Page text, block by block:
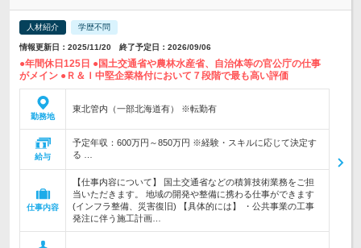
人材紹介 学歴不問
情報更新日：2025/11/20 終了予定日：2026/09/06
●年間休日125日 ●国土交通省や農林水産省、自治体等の官公庁の仕事
がメイン ●Ｒ＆Ｉ中堅企業格付において７段階で最も高い評価
勤務地
東北管内（一部北海道有） ※転勤有
給与
予定年収：600万円～850万円 ※経験・スキルに応じて決定す
る …
仕事内容
【仕事内容について】 国土交通省などの積算技術業務をご担
当いただきます。 地域の開発や整備に携わる仕事ができます
(インフラ整備、災害復旧) 【具体的には】 ・公共事業の工事
発注に伴う施工計画…